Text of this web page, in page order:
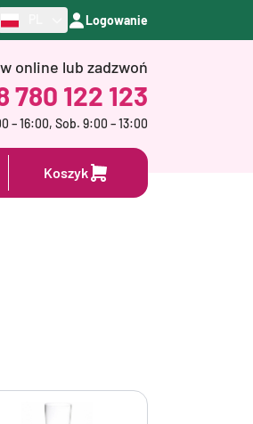
Logowanie
online lub zadzwoń
780 122 123
– 16:00, Sob. 9:00 – 13:00
Koszyk